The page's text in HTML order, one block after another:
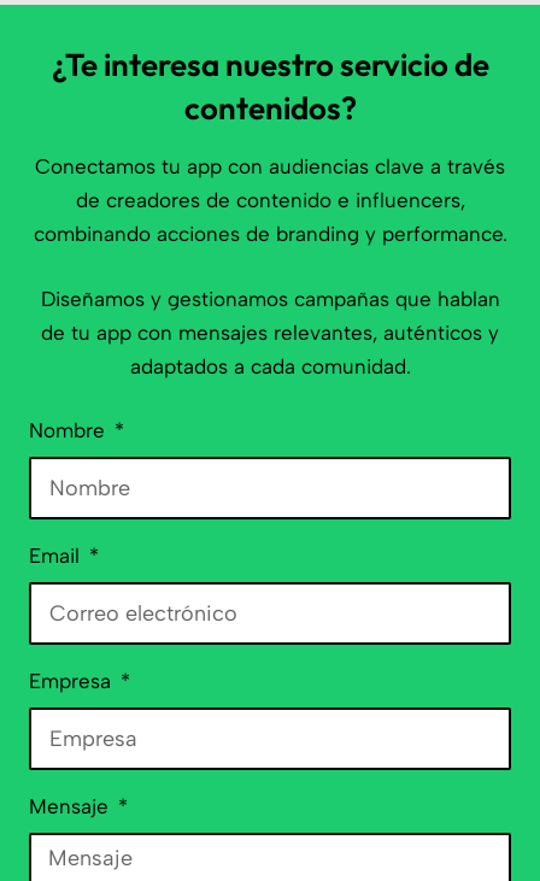
¿Te interesa nuestro servicio de
contenidos?
Conectamos tu app con audiencias clave a través
de creadores de contenido e influencers,
combinando acciones de branding y performance.
Diseñamos y gestionamos campañas que hablan
de tu app con mensajes relevantes, auténticos y
adaptados a cada comunidad.
Nombre
Email
Empresa
Mensaje